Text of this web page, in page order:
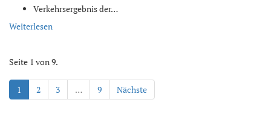
Verkehrsergebnis der…
Weiterlesen
Seite 1 von 9.
1 2 3 … 9 Nächste